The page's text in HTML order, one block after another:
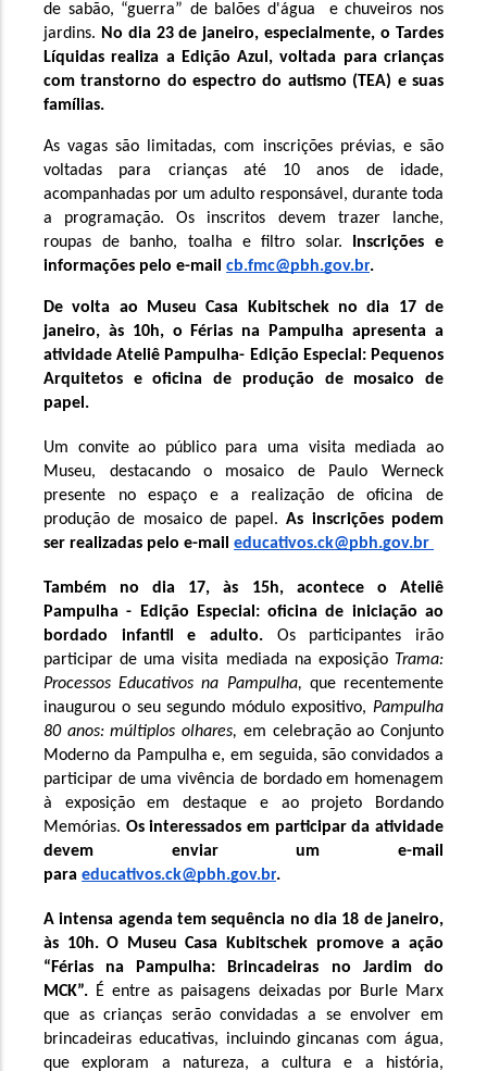
de sabão, “guerra” de balões d'água  e chuveiros nos
jardins. No dia 23 de janeiro, especialmente, o Tardes
Líquidas realiza a Edição Azul, voltada para crianças
com transtorno do espectro do autismo (TEA) e suas
famílias.
As vagas são limitadas, com inscrições prévias, e são
voltadas para crianças até 10 anos de idade,
acompanhadas por um adulto responsável, durante toda
a programação. Os inscritos devem trazer lanche,
roupas de banho, toalha e filtro solar. Inscrições e
informações pelo e-mail cb.fmc@pbh.gov.br.
De volta ao Museu Casa Kubitschek no dia 17 de
janeiro, às 10h, o Férias na Pampulha apresenta a
atividade Ateliê Pampulha- Edição Especial: Pequenos
Arquitetos e oficina de produção de mosaico de
papel.
Um convite ao público para uma visita mediada ao
Museu, destacando o mosaico de Paulo Werneck
presente no espaço e a realização de oficina de
produção de mosaico de papel. As inscrições podem
ser realizadas pelo e-mail educativos.ck@pbh.gov.br
Também no dia 17, às 15h, acontece o Ateliê
Pampulha - Edição Especial: oficina de iniciação ao
bordado infantil e adulto. Os participantes irão
participar de uma visita mediada na exposição Trama:
Processos Educativos na Pampulha, que recentemente
inaugurou o seu segundo módulo expositivo, Pampulha
80 anos: múltiplos olhares, em celebração ao Conjunto
Moderno da Pampulha e, em seguida, são convidados a
participar de uma vivência de bordado em homenagem
à exposição em destaque e ao projeto Bordando
Memórias. Os interessados em participar da atividade
devem enviar um e-mail
para educativos.ck@pbh.gov.br.
A intensa agenda tem sequência no dia 18 de janeiro,
às 10h. O Museu Casa Kubitschek promove a ação
“Férias na Pampulha: Brincadeiras no Jardim do
MCK”. É entre as paisagens deixadas por Burle Marx
que as crianças serão convidadas a se envolver em
brincadeiras educativas, incluindo gincanas com água,
que exploram a natureza, a cultura e a história,